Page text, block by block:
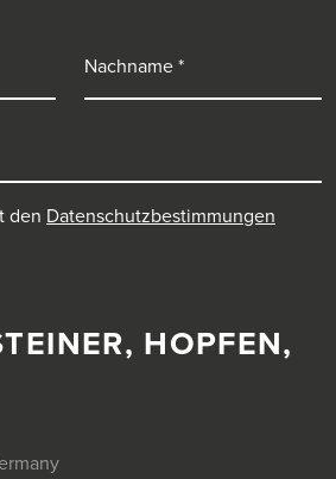
HOPFEN,
den Datenschutzbestimmungen